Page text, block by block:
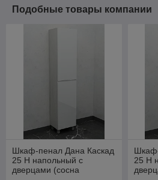
Подобные товары компании
Шкаф-пенал Дана Каскад
25 Н напольный с
дверцами (сосна
25 Н